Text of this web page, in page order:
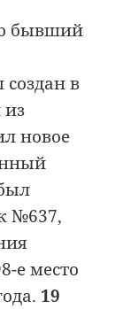
бывший
в
из
новое
№637,
е место
19